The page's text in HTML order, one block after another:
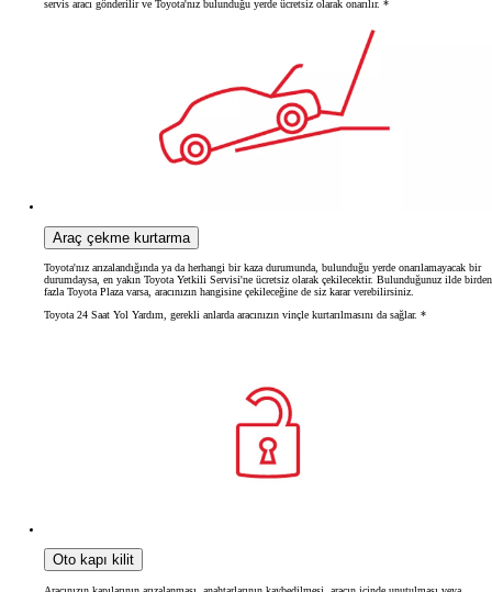
servis aracı gönderilir ve Toyota'nız bulunduğu yerde ücretsiz olarak onarılır. *
Araç çekme kurtarma
Toyota'nız arızalandığında ya da herhangi bir kaza durumunda, bulunduğu yerde onarılamayacak bir
durumdaysa, en yakın Toyota Yetkili Servisi'ne ücretsiz olarak çekilecektir. Bulunduğunuz ilde birden
fazla Toyota Plaza varsa, aracınızın hangisine çekileceğine de siz karar verebilirsiniz.
Toyota 24 Saat Yol Yardım, gerekli anlarda aracınızın vinçle kurtarılmasını da sağlar. *
Oto kapı kilit